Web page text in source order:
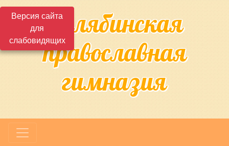
Версия сайта
для
слабовидящихЧелябинская
православная
гимназия